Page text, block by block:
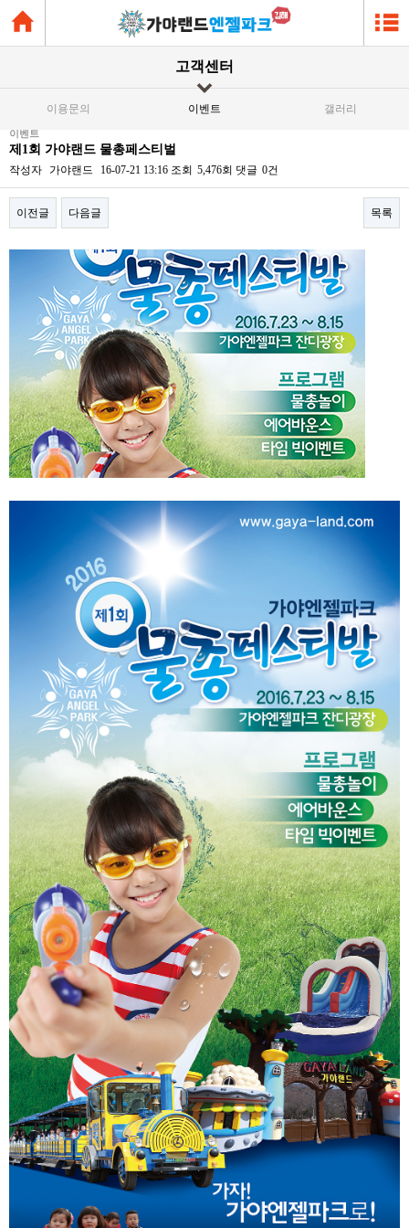
고객센터
이용문의 이벤트 갤러리
이벤트
제1회 가야랜드 물총페스티벌
작성자 가야랜드 16-07-21 13:16 조회 5,476회 댓글 0건
이전글 다음글 목록